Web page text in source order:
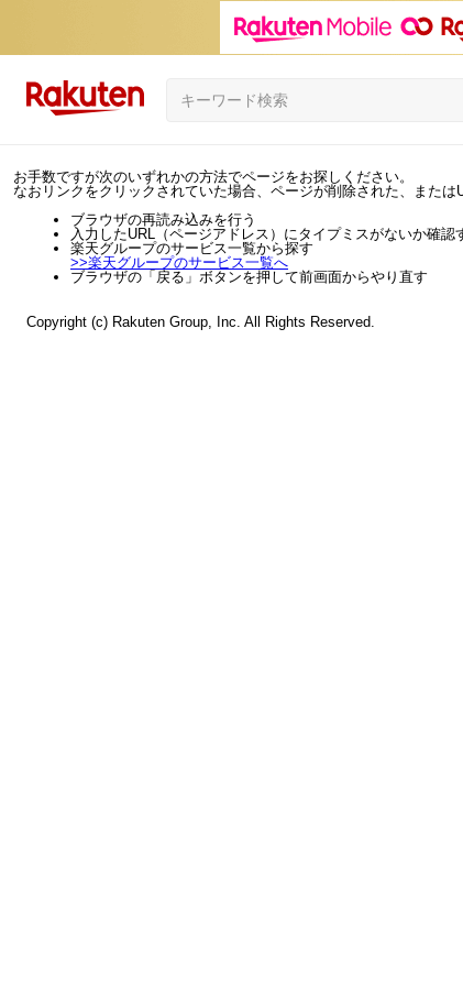
お手数ですが次のいずれかの方法でページをお探しください。
なおリンクをクリックされていた場合、ページが削除された、または
ブラウザの再読み込みを行う
入力したURL（ページアドレス）にタイプミスがないか確認
楽天グループのサービス一覧から探す
>>楽天グループのサービス一覧へ
ブラウザの「戻る」ボタンを押して前画面からやり直す
Copyright (c) Rakuten Group, Inc. All Rights Reserved.